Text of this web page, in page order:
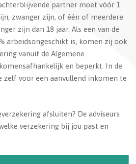
partner moet vóór 1
zwanger zijn, of één of meerdere
zijn dan 18 jaar. Als een van de
arbeidsongeschikt is, komen zij ook
vanuit de Algemene
en beperkt. In de
zelf voor een aanvullend inkomen te
afsluiten? De adviseurs
verzekering bij jou past en